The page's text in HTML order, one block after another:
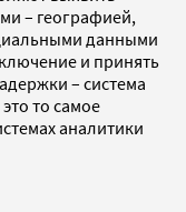
– географией,
данными
и принять
– система
то самое
аналитики